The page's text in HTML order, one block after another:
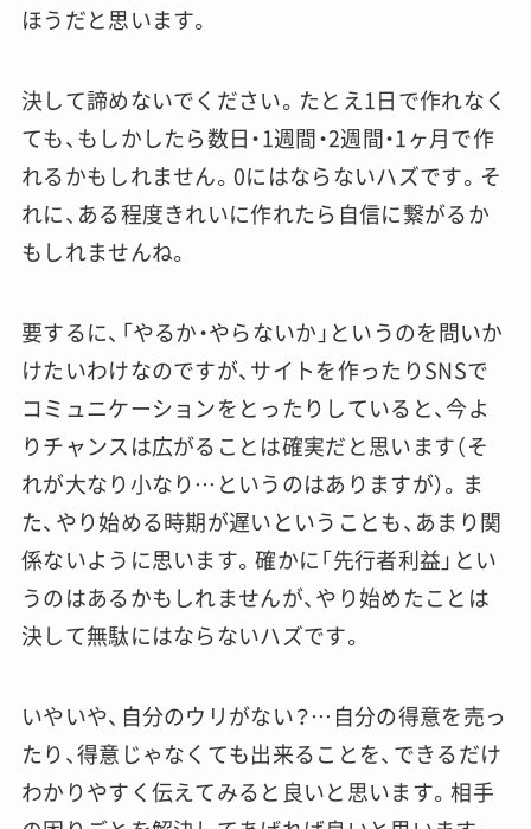
ほうだと思います。
決して諦めないでください。たとえ1日で作れなく
ても、もしかしたら数日・1週間・2週間・1ヶ月で作
れるかもしれません。0にはならないハズです。そ
れに、ある程度きれいに作れたら自信に繋がるか
もしれませんね。
要するに、「やるか・やらないか」というのを問いか
けたいわけなのですが、サイトを作ったりSNSで
コミュニケーションをとったりしていると、今よ
りチャンスは広がることは確実だと思います（そ
れが大なり小なり…というのはありますが）。ま
た、やり始める時期が遅いということも、あまり関
係ないように思います。確かに「先行者利益」とい
うのはあるかもしれませんが、やり始めたことは
決して無駄にはならないハズです。
いやいや、自分のウリがない？…自分の得意を売っ
たり、得意じゃなくても出来ることを、できるだけ
わかりやすく伝えてみると良いと思います。相手